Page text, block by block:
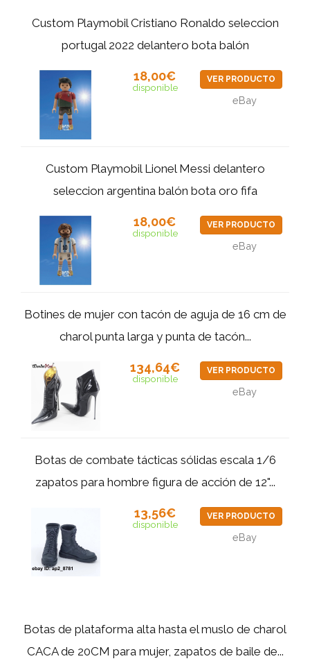
Custom Playmobil Cristiano Ronaldo seleccion
portugal 2022 delantero bota balón
18,00€
disponible
VER PRODUCTO
eBay
Custom Playmobil Lionel Messi delantero
seleccion argentina balón bota oro fifa
18,00€
disponible
VER PRODUCTO
eBay
Botines de mujer con tacón de aguja de 16 cm de
charol punta larga y punta de tacón...
134,64€
disponible
VER PRODUCTO
eBay
Botas de combate tácticas sólidas escala 1/6
zapatos para hombre figura de acción de 12"...
13,56€
disponible
VER PRODUCTO
eBay
Botas de plataforma alta hasta el muslo de charol
CACA de 20CM para mujer, zapatos de baile de...